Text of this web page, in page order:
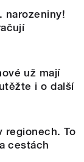
narozeniny!
už mají
i o další
regionech. To
cestách